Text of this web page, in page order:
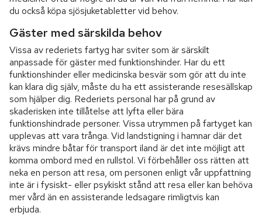
du också köpa sjösjuketabletter vid behov.
Gäster med särskilda behov
Vissa av rederiets fartyg har sviter som är särskilt
anpassade för gäster med funktionshinder. Har du ett
funktionshinder eller medicinska besvär som gör att du inte
kan klara dig själv, måste du ha ett assisterande resesällskap
som hjälper dig. Rederiets personal har på grund av
skaderisken inte tillåtelse att lyfta eller bära
funktionshindrade personer. Vissa utrymmen på fartyget kan
upplevas att vara trånga. Vid landstigning i hamnar där det
krävs mindre båtar för transport iland är det inte möjligt att
komma ombord med en rullstol. Vi förbehåller oss rätten att
neka en person att resa, om personen enligt vår uppfattning
inte är i fysiskt- eller psykiskt stånd att resa eller kan behöva
mer vård än en assisterande ledsagare rimligtvis kan
erbjuda.